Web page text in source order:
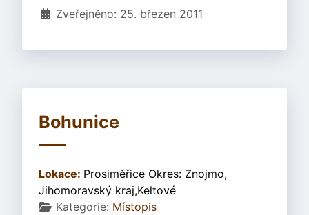
Zveřejněno: 25. březen 2011
Bohunice
Lokace: Prosiměřice Okres: Znojmo,
Jihomoravský kraj,Keltové
Základní údaje
Kategorie: Místopis